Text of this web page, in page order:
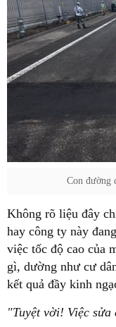
Con đường
Không rõ liệu đây
hay công ty này
việc tốc độ cao của
gì, dường như cư
kết quả đầy kinh
"Tuyệt vời! Việc